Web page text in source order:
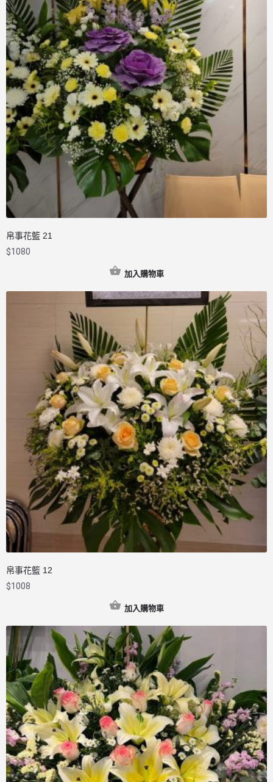
帛事花籃 21
$1080
加入購物車
帛事花籃 12
$1008
加入購物車